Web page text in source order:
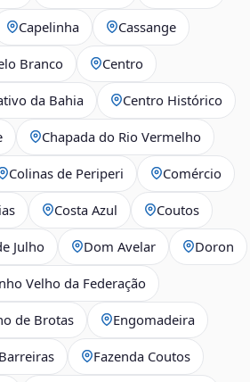
Capelinha Cassange
Branco Centro
da Bahia Centro Histórico
Chapada do Rio Vermelho
Colinas de Periperi Comércio
Costa Azul Coutos
Julho Dom Avelar Doron
Velho da Federação
de Brotas Engomadeira
Fazenda Coutos